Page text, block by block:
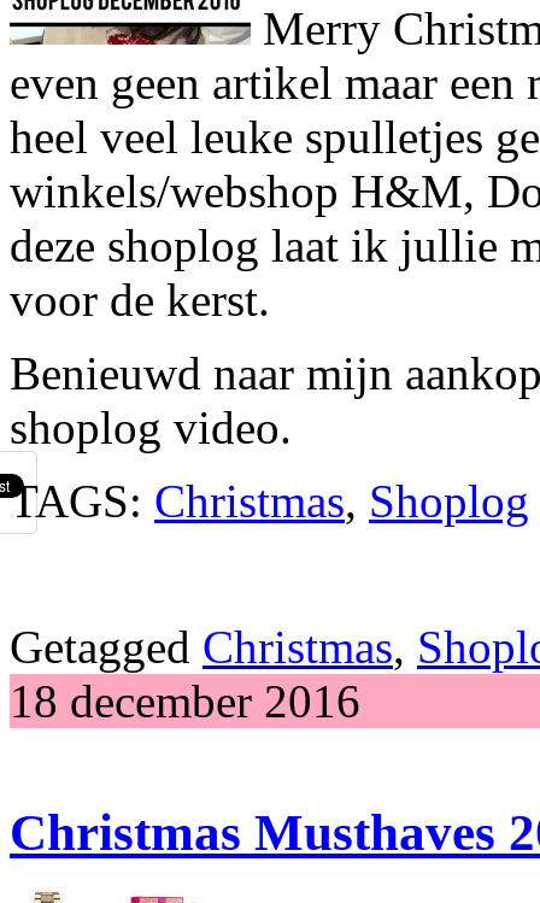
Merry
even geen artikel maar
heel veel leuke spulletjes
winkels/webshop H&M,
deze shoplog laat ik jullie
voor de kerst.
Benieuwd naar mijn
shoplog video.
TAGS: Christmas, Shoplog
Getagged Christmas,
18 december 2016
Christmas Musthaves